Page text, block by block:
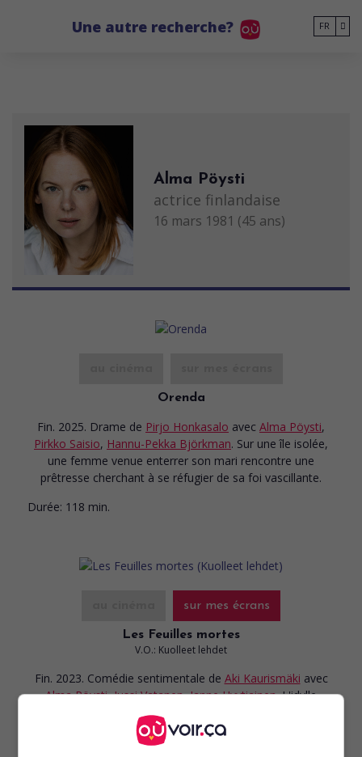
Une autre recherche? FR
Alma Pöysti
actrice finlandaise
16 mars 1981 (45 ans)
Orenda
Fin. 2025. Drame de Pirjo Honkasalo avec Alma Pöysti,
Pirkko Saisio, Hannu-Pekka Björkman. Sur une île isolée,
une femme venue enterrer son mari rencontre une
prêtresse cherchant à se réfugier de sa foi vascillante.
Durée: 118 min.
sur mes écrans
Les Feuilles mortes
V.O.: Kuolleet lehdet
Fin. 2023. Comédie sentimentale de Aki Kaurismäki avec
Alma Pöysti,Jussi Vatanen,Janne Hyytiainen. L'idylle
naissante entre une employée au statut précaire et un
ouvrier alcoolique est contrariée par divers incidents et
malentendus.